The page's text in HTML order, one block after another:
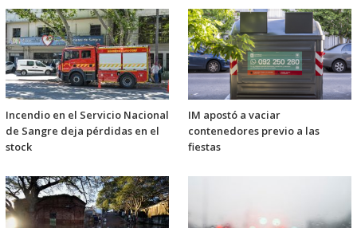
Incendio en el Servicio Nacional
de Sangre deja pérdidas en el
stock
IM apostó a vaciar
contenedores previo a las
fiestas